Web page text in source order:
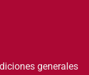
generales